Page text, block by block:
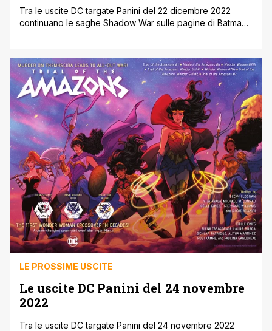
Tra le uscite DC targate Panini del 22 dicembre 2022
continuano le saghe Shadow War sulle pagine di Batman
editrice, tutte le uscite DC Panini del 22 dicembre. Le
uscite DC Panini del 22 dicembre 2022 ' [']
LE PROSSIME USCITE
Le uscite DC Panini del 24 novembre
2022
Tra le uscite DC targate Panini del 24 novembre 2022